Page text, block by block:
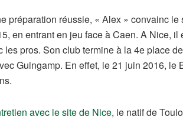
préparation réussie, « Alex » convainc
en entrant en jeu face à Caen. A Nice,
les pros. Son club termine à la 4e place
Guingamp. En effet, le 21 juin 2016,
avec le site de Nice, le natif de